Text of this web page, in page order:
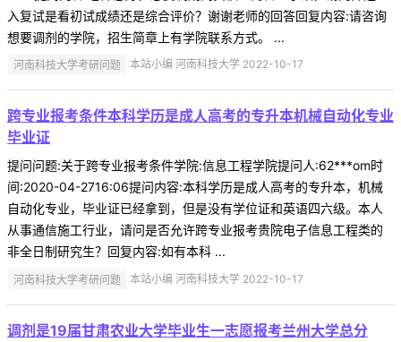
入复试是看初试成绩还是综合评价？谢谢老师的回答回复内容:请咨询
想要调剂的学院，招生简章上有学院联系方式。 ...
河南科技大学考研问题 本站小编 河南科技大学 2022-10-17
跨专业报考条件本科学历是成人高考的专升本机械自动化专业
毕业证
提问问题:关于跨专业报考条件学院:信息工程学院提问人:62***om时
间:2020-04-2716:06提问内容:本科学历是成人高考的专升本，机械
自动化专业，毕业证已经拿到，但是没有学位证和英语四六级。本人
从事通信施工行业，请问是否允许跨专业报考贵院电子信息工程类的
非全日制研究生？回复内容:如有本科 ...
河南科技大学考研问题 本站小编 河南科技大学 2022-10-17
调剂是19届甘肃农业大学毕业生一志愿报考兰州大学总分